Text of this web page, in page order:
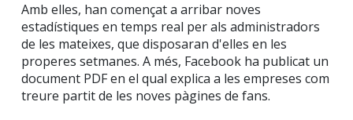
Amb elles, han començat a arribar noves
estadístiques en temps real per als administradors
de les mateixes, que disposaran d'elles en les
properes setmanes. A més, Facebook ha publicat un
document PDF en el qual explica a les empreses com
treure partit de les noves pàgines de fans.